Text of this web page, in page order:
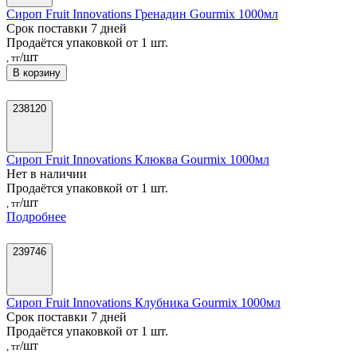
Сироп Fruit Innovations Гренадин Gourmix 1000мл
Срок поставки 7 дней
Продаётся упаковкой от 1 шт.
, тг/шт
В корзину
238120
Сироп Fruit Innovations Клюква Gourmix 1000мл
Нет в наличии
Продаётся упаковкой от 1 шт.
, тг/шт
Подробнее
239746
Сироп Fruit Innovations Клубника Gourmix 1000мл
Срок поставки 7 дней
Продаётся упаковкой от 1 шт.
, тг/шт